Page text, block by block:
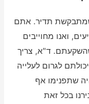
תדיר. אתם
ואנו מחוייבים
ד"א, צריך
לגרום לעלייה
שתפנימו אף
בכל זאת